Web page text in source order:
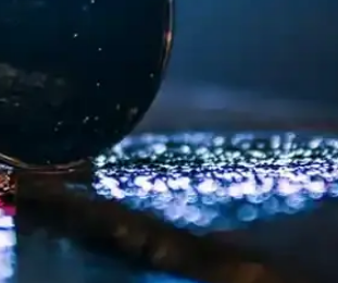
için ideal seçenekler içerir.
beden ve renk seçenekleriyle her tarz
plajda tarzınızı yansıtın.